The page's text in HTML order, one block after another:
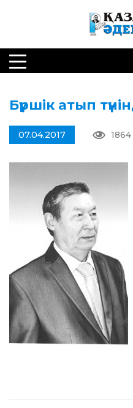
Бүршік атып
07.04.2017 1864